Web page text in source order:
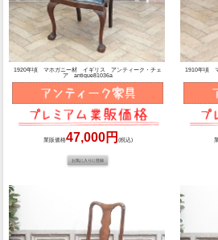
1920年頃 マホガニー材 イギリス アンティーク・チェ
ア antique81036a
業販価格47,000円 (税込)
1910年頃